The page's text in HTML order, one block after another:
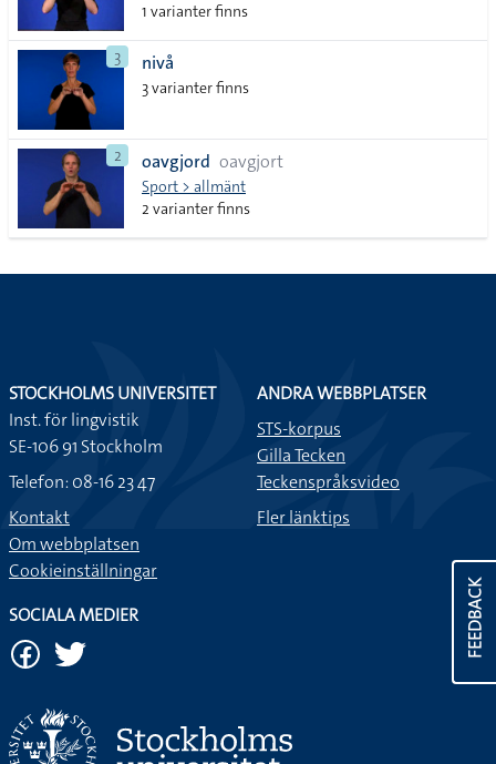
1 varianter finns
3 nivå
3 varianter finns
2 oavgjord oavgjort
Sport > allmänt
2 varianter finns
FEEDBACK
STOCKHOLMS UNIVERSITET
Inst. för lingvistik
SE-106 91 Stockholm
Telefon: 08-16 23 47
Kontakt
Om webbplatsen
Cookieinställningar
ANDRA WEBBPLATSER
STS-korpus
Gilla Tecken
Teckenspråksvideo
Fler länktips
SOCIALA MEDIER